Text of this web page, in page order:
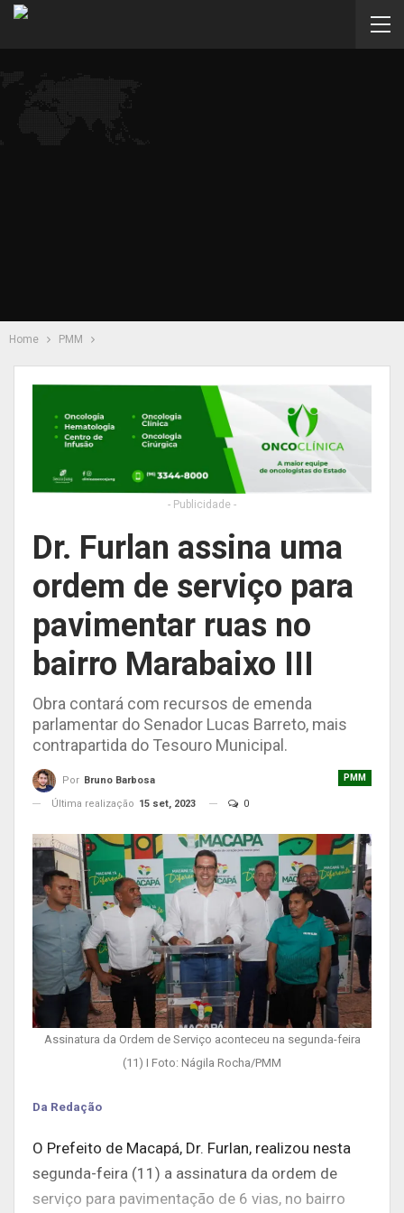
Home PMM
- Publicidade -
Dr. Furlan assina uma
ordem de serviço para
pavimentar ruas no
bairro Marabaixo III
Obra contará com recursos de emenda
parlamentar do Senador Lucas Barreto, mais
contrapartida do Tesouro Municipal.
PMM
Por Bruno Barbosa
Última realização 15 set, 2023 0
Assinatura da Ordem de Serviço aconteceu na segunda-feira
(11) I Foto: Nágila Rocha/PMM
Da Redação
O Prefeito de Macapá, Dr. Furlan, realizou nesta
segunda-feira (11) a assinatura da ordem de
serviço para pavimentação de 6 vias, no bairro